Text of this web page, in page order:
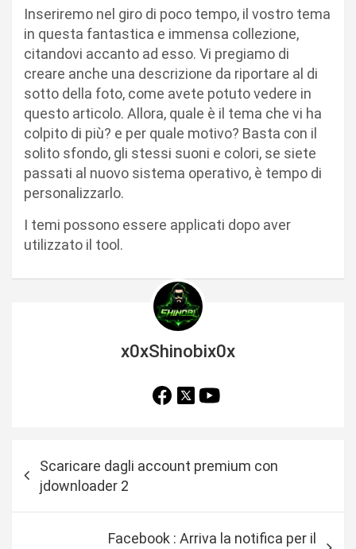
Inseriremo nel giro di poco tempo, il vostro tema
in questa fantastica e immensa collezione,
citandovi accanto ad esso. Vi pregiamo di
creare anche una descrizione da riportare al di
sotto della foto, come avete potuto vedere in
questo articolo. Allora, quale è il tema che vi ha
colpito di più? e per quale motivo? Basta con il
solito sfondo, gli stessi suoni e colori, se siete
passati al nuovo sistema operativo, è tempo di
personalizzarlo.
I temi possono essere applicati dopo aver
utilizzato il tool.
x0xShinobix0x
Scaricare dagli account premium con
jdownloader 2
Facebook : Arriva la notifica per il